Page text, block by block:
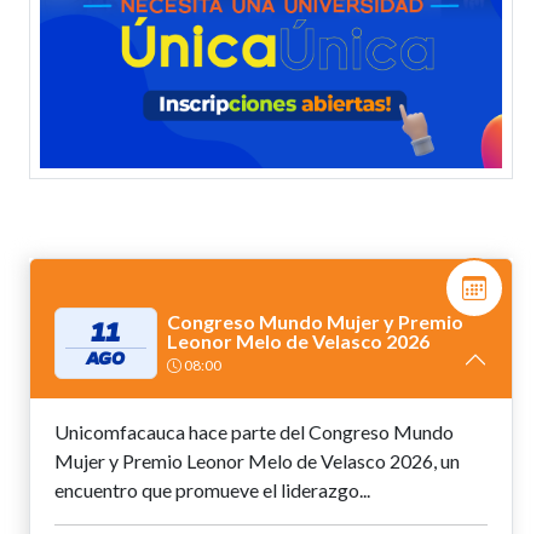
11
AGO
Congreso Mundo Mujer y Premio
Leonor Melo de Velasco 2026
08:00
Unicomfacauca hace parte del Congreso Mundo
Mujer y Premio Leonor Melo de Velasco 2026, un
encuentro que promueve el liderazgo...